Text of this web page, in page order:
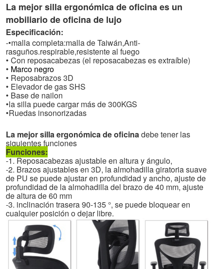
La mejor silla ergonómica de oficina es un
mobiliario de oficina de lujo
Especificación:
-•malla completa:malla de Taiwán,Anti-
rasguños.respirable,resistente al fuego
• Con reposacabezas (el reposacabezas es extraíble)
• Marco negro
• Reposabrazos 3D
• Elevador de gas SHS
• Base de nailon
•la silla puede cargar más de 300KGS
•Ruedas insonorizadas
La mejor silla ergonómica de oficinadebe tener las
siguientes funciones
Funciones:
-1. Reposacabezas ajustable en altura y ángulo,
-2. Brazos ajustables en 3D, la almohadilla giratoria suave
de PU se puede ajustar en profundidad y ancho, ajuste de
profundidad de la almohadilla del brazo de 40 mm, ajuste
de altura de 60 mm
-3. inclinación trasera 90-135 °, se puede bloquear en
cualquier posición o dejar libre.